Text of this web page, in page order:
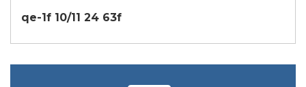
qe-1f 10/11 24 63f